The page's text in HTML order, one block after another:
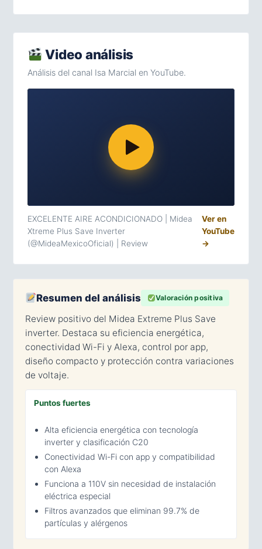
Video análisis
Análisis del canal Isa Marcial en YouTube.
EXCELENTE AIRE ACONDICIONADO | Midea
Xtreme Plus Save Inverter
(@MideaMexicoOficial) | Review
Ver en
YouTube
→
Resumen del análisis Valoración positiva
Review positivo del Midea Extreme Plus Save
inverter. Destaca su eficiencia energética,
conectividad Wi-Fi y Alexa, control por app,
diseño compacto y protección contra variaciones
de voltaje.
Puntos fuertes
Alta eficiencia energética con tecnología
inverter y clasificación C20
Conectividad Wi-Fi con app y compatibilidad
con Alexa
Funciona a 110V sin necesidad de instalación
eléctrica especial
Filtros avanzados que eliminan 99.7% de
partículas y alérgenos